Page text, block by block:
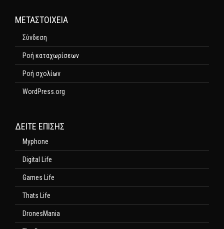
ΜΕΤΑΣΤΟΙΧΕΊΑ
Σύνδεση
Ροή καταχωρίσεων
Ροή σχολίων
WordPress.org
ΔΕΊΤΕ ΕΠΊΣΗΣ
Myphone
Digital Life
Games Life
Thats Life
DronesMania